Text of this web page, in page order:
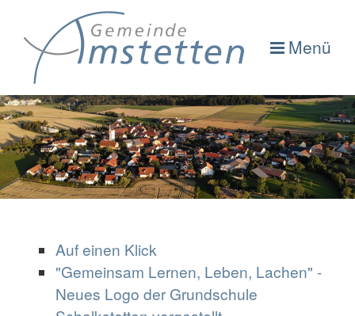
Menü
Auf einen Klick
"Gemeinsam Lernen, Leben, Lachen" -
Neues Logo der Grundschule